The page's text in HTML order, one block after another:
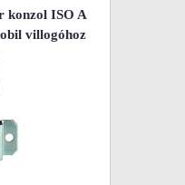
konzol ISO A
villogóhoz